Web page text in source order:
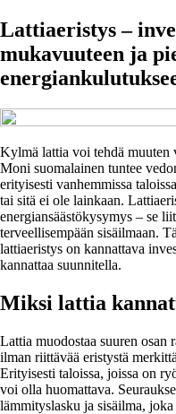
Lattiaeristys –
mukavuuteen ja
Kylmä lattia voi tehdä muuten
Moni suomalainen tuntee
erityisesti vanhemmissa
tai sitä ei ole lainkaan.
energiansäästökysymys – se
terveellisempään sisäilmaan.
lattiaeristys on kannattava
kannattaa suunnitella.
Miksi lattia
Lattia muodostaa suuren osan
ilman riittävää eristystä
Erityisesti taloissa, joissa on
voi olla huomattava.
lämmityslasku ja sisäilma,